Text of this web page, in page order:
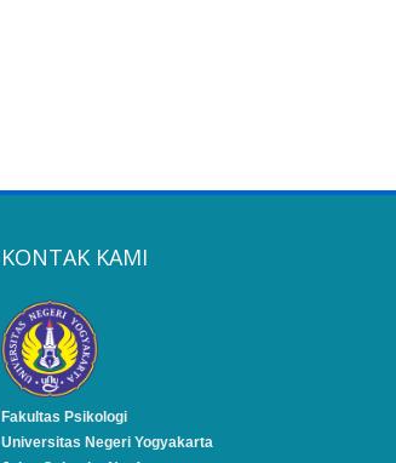
KONTAK KAMI
Fakultas Psikologi
Universitas Negeri Yogyakarta